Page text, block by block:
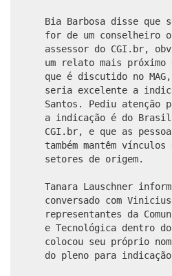
Bia Barbosa disse que
for de um conselheiro
assessor do CGI.br,
um relato mais próximo
que é discutido no
seria excelente a
Santos. Pediu atenção
a indicação é do
CGI.br, e que as
também mantêm
setores de origem.
Tanara Lauschner
conversado com
representantes da
e Tecnológica dentro
colocou seu próprio
do pleno para indicação